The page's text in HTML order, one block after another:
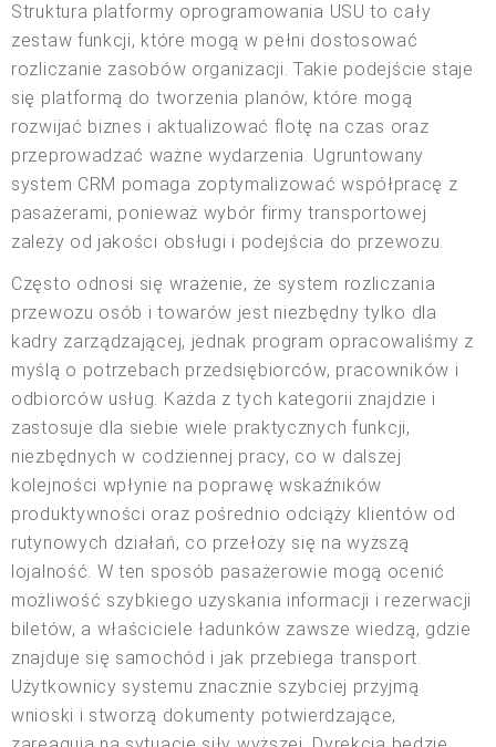
Struktura platformy oprogramowania USU to cały
zestaw funkcji, które mogą w pełni dostosować
rozliczanie zasobów organizacji. Takie podejście staje
się platformą do tworzenia planów, które mogą
rozwijać biznes i aktualizować flotę na czas oraz
przeprowadzać ważne wydarzenia. Ugruntowany
system CRM pomaga zoptymalizować współpracę z
pasażerami, ponieważ wybór firmy transportowej
zależy od jakości obsługi i podejścia do przewozu.
Często odnosi się wrażenie, że system rozliczania
przewozu osób i towarów jest niezbędny tylko dla
kadry zarządzającej, jednak program opracowaliśmy z
myślą o potrzebach przedsiębiorców, pracowników i
odbiorców usług. Każda z tych kategorii znajdzie i
zastosuje dla siebie wiele praktycznych funkcji,
niezbędnych w codziennej pracy, co w dalszej
kolejności wpłynie na poprawę wskaźników
produktywności oraz pośrednio odciąży klientów od
rutynowych działań, co przełoży się na wyższą
lojalność. W ten sposób pasażerowie mogą ocenić
możliwość szybkiego uzyskania informacji i rezerwacji
biletów, a właściciele ładunków zawsze wiedzą, gdzie
znajduje się samochód i jak przebiega transport.
Użytkownicy systemu znacznie szybciej przyjmą
wnioski i stworzą dokumenty potwierdzające,